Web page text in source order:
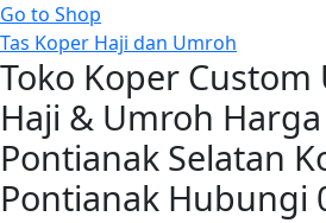
Go to Shop
Tas Koper Haji dan Umroh
Toko Koper Custom
Haji & Umroh
Pontianak Selatan
Pontianak Hubungi